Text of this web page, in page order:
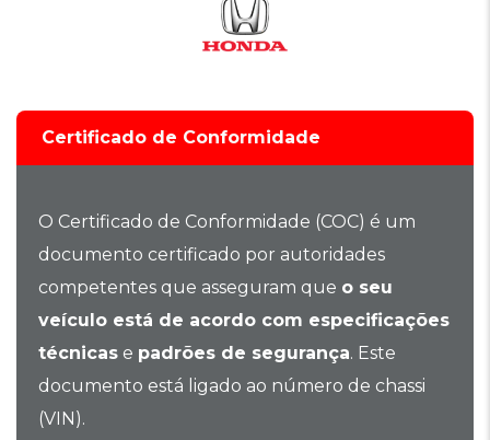
Certificado de Conformidade
O Certificado de Conformidade (COC) é um
documento certificado por autoridades
competentes que asseguram que o seu
veículo está de acordo com especificações
técnicas e padrões de segurança. Este
documento está ligado ao número de chassi
(VIN).